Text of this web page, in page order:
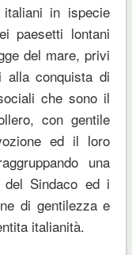
in ispecie
paesetti lontani
del mare, privi
alla conquista di
che sono il
con gentile
ed il loro
una
del Sindaco ed i
di gentilezza e
italianità.